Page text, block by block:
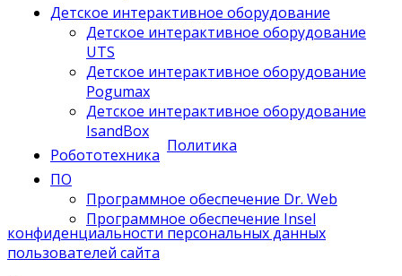
Детское интерактивное оборудование
Детское интерактивное оборудование
UTS
Детское интерактивное оборудование
Pogumax
Детское интерактивное оборудование
IsandBox
Робототехника
ПО
Программное обеспечение Dr. Web
Программное обеспечение Insel
Политика
конфиденциальности персональных данных
пользователей сайта